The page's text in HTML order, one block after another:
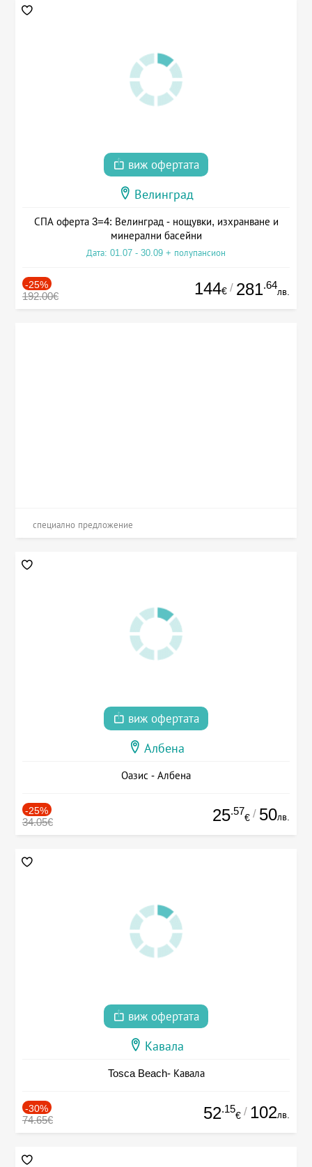
виж офертата
Велинград
СПА оферта 3=4: Велинград - нощувки, изхранване и
минерални басейни
Дата: 01.07 - 30.09 + полупансион
-25%
192.00€ 144€ / 281.64
лв.
специално предложение
виж офертата
Албена
Оазис - Албена
-25%
34.05€ 25.57
€ / 50лв.
виж офертата
Кавала
Tosca Beach- Кавала
-30%
74.65€ 52.15
€ / 102лв.